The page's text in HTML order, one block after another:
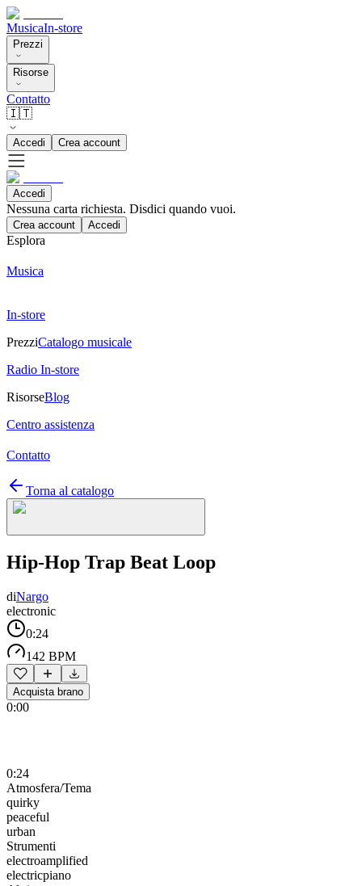
MusicaIn-store
Prezzi
Risorse
Contatto
🇮🇹
Accedi Crea account
Accedi
Nessuna carta richiesta. Disdici quando vuoi.
Crea account Accedi
Esplora
Musica
In-store
PrezziCatalogo musicale
Radio In-store
RisorseBlog
Centro assistenza
Contatto
Torna al catalogo
Hip-Hop Trap Beat Loop
diNargo
electronic
0:24
142 BPM
Acquista brano
0:00
0:24
Atmosfera/Tema
quirky
peaceful
urban
Strumenti
electroamplified
electricpiano